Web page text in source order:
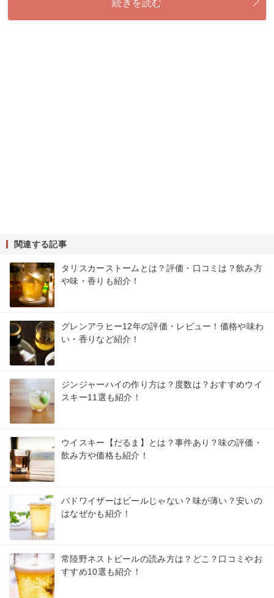
続きを読む
関連する記事
タリスカーストームとは？評価・口コミは？飲み方
や味・香りも紹介！
グレンアラヒー12年の評価・レビュー！価格や味わ
い・香りなど紹介！
ジンジャーハイの作り方は？度数は？おすすめウイ
スキー11選も紹介！
ウイスキー【だるま】とは？事件あり？味の評価・
飲み方や価格も紹介！
バドワイザーはビールじゃない？味が薄い？安いの
はなぜかも紹介！
常陸野ネストビールの読み方は？どこ？口コミやお
すすめ10選も紹介！